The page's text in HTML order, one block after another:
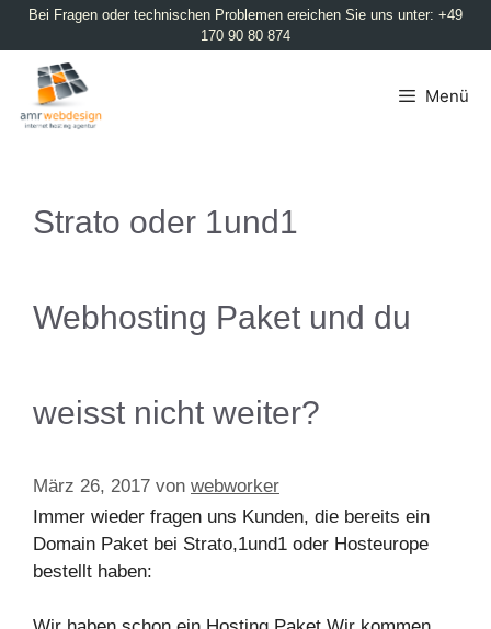
Bei Fragen oder technischen Problemen ereichen Sie uns unter: +49
170 90 80 874
Menü
Strato oder 1und1
Webhosting Paket und du
weisst nicht weiter?
März 26, 2017 von webworker
Immer wieder fragen uns Kunden, die bereits ein
Domain Paket bei Strato,1und1 oder Hosteurope
bestellt haben: